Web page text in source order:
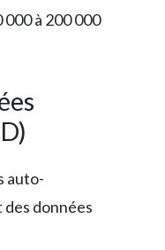
000 à 200 000
auto-
données